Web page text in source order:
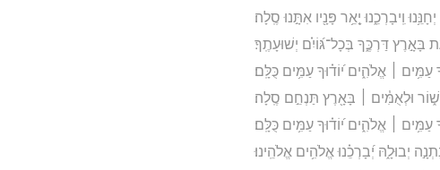
וִֽיבָרְכֵ֑נוּ יָ֤אֵ֥ר פָּנָ֖יו אִתָּ֣נוּ סֶֽלָה׃
בָּאָ֣רֶץ דַּרְכֶּ֑ךָ בְּכָל־גּ֝וֹיִ֗ם יְשׁוּעָתֶֽךָ׃
עַמִּ֥ים ׀ אֱלֹהִ֑ים י֝וֹד֗וּךָ עַמִּ֥ים כֻּלָּֽם׃
וּלְאֻמִּ֓ים ׀ בָּאָ֖רֶץ תַּנְחֵ֣ם סֶֽלָה׃
עַמִּ֥ים ׀ אֱלֹהִ֑ים י֝וֹד֗וּךָ עַמִּ֥ים כֻּלָּֽם׃
יְבוּלָ֑הּ יְ֝בָרְכֵ֗נוּ אֱלֹהִ֥ים אֱלֹהֵֽינוּ׃